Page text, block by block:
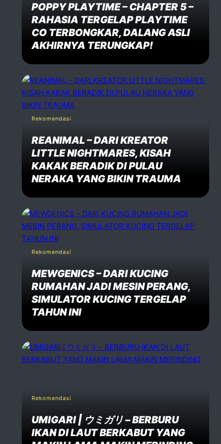
POPPY PLAYTIME – CHAPTER 5 –
RAHASIA TERGELAP PLAYTIME
CO TERBONGKAR, DALANG ASLI
AKHIRNYA TERUNGKAP!
Rekomendasi
REANIMAL – DARI KREATOR
LITTLE NIGHTMARES, KISAH
KAKAK BERADIK DI PULAU
NERAKA YANG BIKIN TRAUMA
Rekomendasi
MEWGENICS – DARI KUCING
RUMAHAN JADI MESIN PERANG,
SIMULATOR KUCING TERGELAP
TAHUN INI
Rekomendasi
UMIGARI | ウミガリ – BERBURU
IKAN DI LAUT BERKABUT YANG